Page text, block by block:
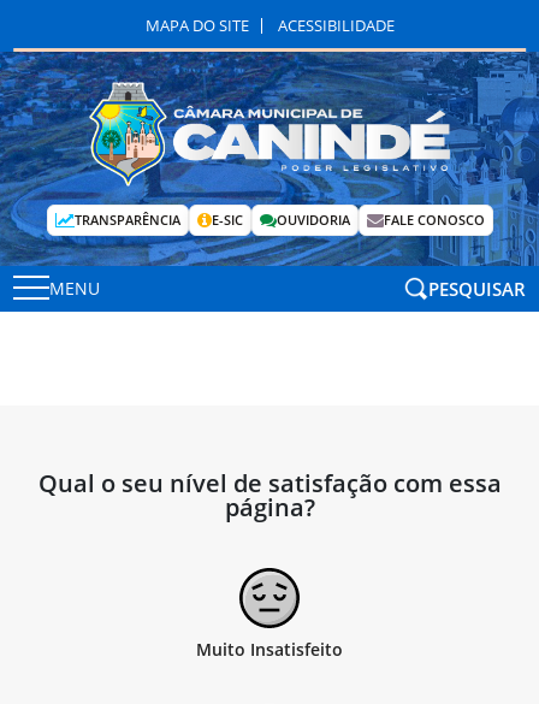
MAPA DO SITE ACESSIBILIDADE
TRANSPARÊNCIA E-SIC OUVIDORIA FALE CONOSCO
MENU PESQUISAR
Qual o seu nível de satisfação com essa
página?